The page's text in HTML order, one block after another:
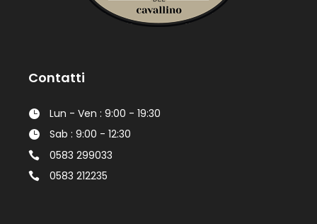
Contatti
Lun - Ven : 9:00 - 19:30
Sab : 9:00 - 12:30
0583 299033
0583 212235